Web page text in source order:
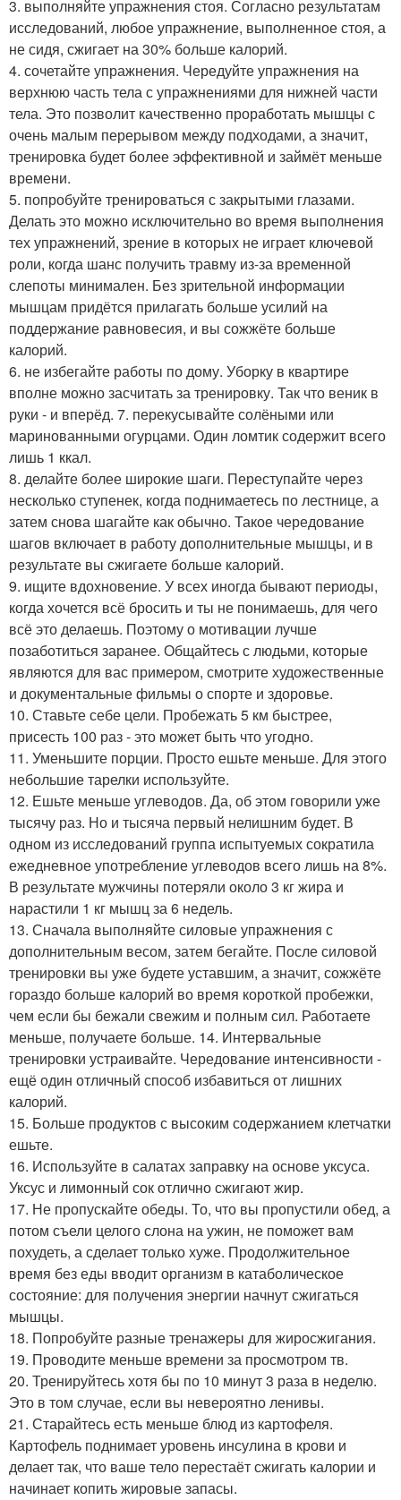
3. выполняйте упражнения стоя. Согласно результатам
исследований, любое упражнение, выполненное стоя, а
не сидя, сжигает на 30% больше калорий.
4. сочетайте упражнения. Чередуйте упражнения на
верхнюю часть тела с упражнениями для нижней части
тела. Это позволит качественно проработать мышцы с
очень малым перерывом между подходами, а значит,
тренировка будет более эффективной и займёт меньше
времени.
5. попробуйте тренироваться с закрытыми глазами.
Делать это можно исключительно во время выполнения
тех упражнений, зрение в которых не играет ключевой
роли, когда шанс получить травму из-за временной
слепоты минимален. Без зрительной информации
мышцам придётся прилагать больше усилий на
поддержание равновесия, и вы сожжёте больше
калорий.
6. не избегайте работы по дому. Уборку в квартире
вполне можно засчитать за тренировку. Так что веник в
руки - и вперёд. 7. перекусывайте солёными или
маринованными огурцами. Один ломтик содержит всего
лишь 1 ккал.
8. делайте более широкие шаги. Переступайте через
несколько ступенек, когда поднимаетесь по лестнице, а
затем снова шагайте как обычно. Такое чередование
шагов включает в работу дополнительные мышцы, и в
результате вы сжигаете больше калорий.
9. ищите вдохновение. У всех иногда бывают периоды,
когда хочется всё бросить и ты не понимаешь, для чего
всё это делаешь. Поэтому о мотивации лучше
позаботиться заранее. Общайтесь с людьми, которые
являются для вас примером, смотрите художественные
и документальные фильмы о спорте и здоровье.
10. Ставьте себе цели. Пробежать 5 км быстрее,
присесть 100 раз - это может быть что угодно.
11. Уменьшите порции. Просто ешьте меньше. Для этого
небольшие тарелки используйте.
12. Ешьте меньше углеводов. Да, об этом говорили уже
тысячу раз. Но и тысяча первый нелишним будет. В
одном из исследований группа испытуемых сократила
ежедневное употребление углеводов всего лишь на 8%.
В результате мужчины потеряли около 3 кг жира и
нарастили 1 кг мышц за 6 недель.
13. Сначала выполняйте силовые упражнения с
дополнительным весом, затем бегайте. После силовой
тренировки вы уже будете уставшим, а значит, сожжёте
гораздо больше калорий во время короткой пробежки,
чем если бы бежали свежим и полным сил. Работаете
меньше, получаете больше. 14. Интервальные
тренировки устраивайте. Чередование интенсивности -
ещё один отличный способ избавиться от лишних
калорий.
15. Больше продуктов с высоким содержанием клетчатки
ешьте.
16. Используйте в салатах заправку на основе уксуса.
Уксус и лимонный сок отлично сжигают жир.
17. Не пропускайте обеды. То, что вы пропустили обед, а
потом съели целого слона на ужин, не поможет вам
похудеть, а сделает только хуже. Продолжительное
время без еды вводит организм в катаболическое
состояние: для получения энергии начнут сжигаться
мышцы.
18. Попробуйте разные тренажеры для жиросжигания.
19. Проводите меньше времени за просмотром тв.
20. Тренируйтесь хотя бы по 10 минут 3 раза в неделю.
Это в том случае, если вы невероятно ленивы.
21. Старайтесь есть меньше блюд из картофеля.
Картофель поднимает уровень инсулина в крови и
делает так, что ваше тело перестаёт сжигать калории и
начинает копить жировые запасы.